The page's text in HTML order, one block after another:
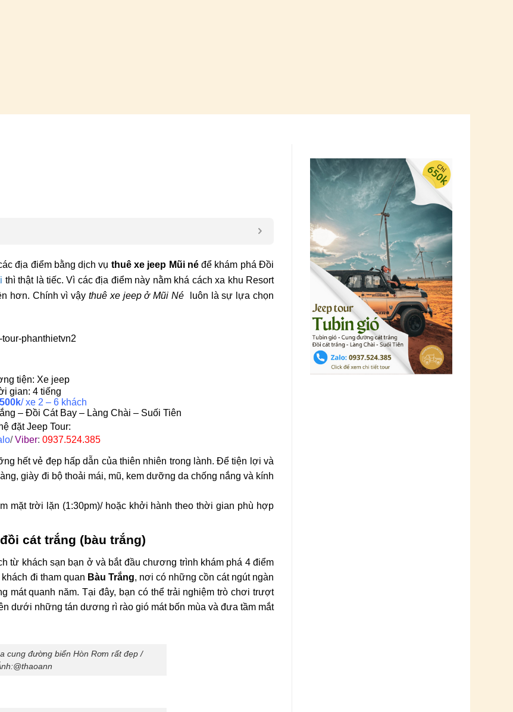
địa điểm bằng dịch vụ thuê xe jeep Mũi né để khám phá Đồi
thì thật là tiếc. Vì các địa điểm này nằm khá cách xa khu Resort
hơn. Chính vì vậy thuê xe jeep ở Mũi Né
luôn là sự lựa chọn
tiện: Xe jeep
gian: 4 tiếng
500k/ xe 2 – 6 khách
– Đồi Cát Bay – Làng Chài – Suối Tiên
đặt Jeep Tour:
/Viber: 0937.524.385
hết vẻ đẹp hấp dẫn của thiên nhiên trong lành. Để tiện lợi và
giày đi bộ thoải mái, mũ, kem dưỡng da chống nắng và kính
mặt trời lặn (1:30pm)/ hoặc khởi hành theo thời gian phù hợp
cát trắng (bàu trắng)
từ khách sạn bạn ở và bắt đầu chương trình khám phá 4 điểm
đi tham quan Bàu Trắng, nơi có những cồn cát ngút ngàn
mát quanh năm. Tại đây, bạn có thể trải nghiệm trò chơi trượt
dưới những tán dương rì rào gió mát bốn mùa và đưa tầm mắt
cung đường biển Hòn Rơm rất đẹp /